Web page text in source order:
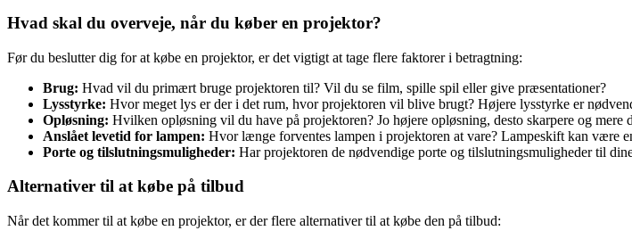
Hvad skal du overveje, når du køber en projektor?
Før du beslutter dig for at købe en projektor, er det vigtigt at tage flere faktorer i betragtning:
Brug: Hvad vil du primært bruge projektoren til? Vil du se film, spille spil eller give præsentationer?
Lysstyrke: Hvor meget lys er der i det rum, hvor projektoren vil blive brugt? Højere lysstyrke er
Opløsning: Hvilken opløsning vil du have på projektoren? Jo højere opløsning, desto skarpere og mere
Anslået levetid for lampen: Hvor længe forventes lampen i projektoren at vare? Lampeskift kan være
Porte og tilslutningsmuligheder: Har projektoren de nødvendige porte og tilslutningsmuligheder til
Alternativer til at købe på tilbud
Når det kommer til at købe en projektor, er der flere alternativer til at købe den på tilbud: